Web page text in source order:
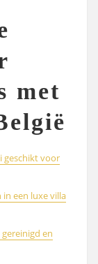
met
geschikt voor
in een luxe villa
en